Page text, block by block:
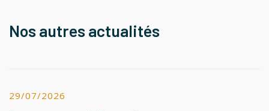
Nos autres actualités
29/07/2026